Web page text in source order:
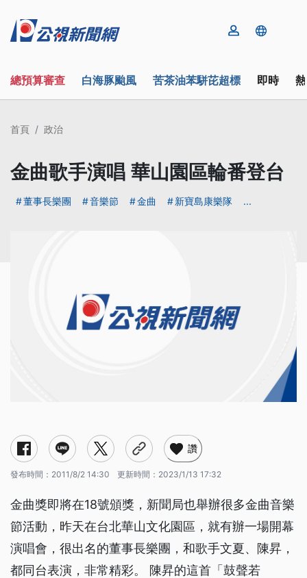
總預算審查 白海豚颱風 苦茶油苯駢芘超標 即時
首頁 政治
金曲歌手演唱 華山園區輪番登台
董事長樂團 音樂節 金曲 新寶島康樂隊 ...
讚
發布時間： 2011/8/2 14:30 更新時間： 2023/1/13 17:32
金曲獎即將在18號頒獎，新聞局也舉辦很多金曲音樂
節活動，昨天在台北華山文化園區，就有辦一場開幕
演唱會，很出名的董事長樂團，和歌手文夏、陳昇，
都同台表演，非常精彩。 陳昇的這首「鼓聲若